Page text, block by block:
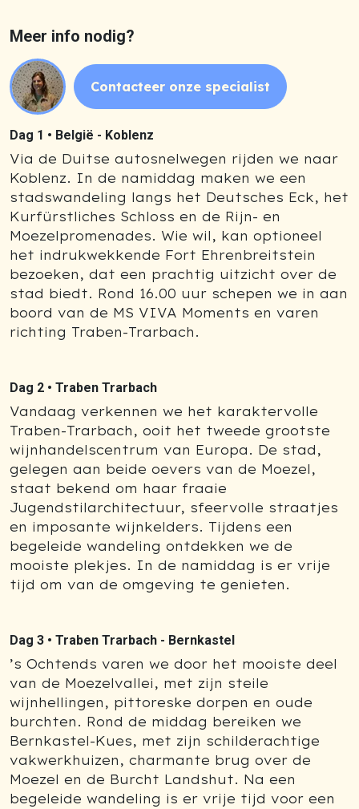
Meer info nodig?
Contacteer onze specialist
Dag 1 • België - Koblenz
Via de Duitse autosnelwegen rijden we naar
Koblenz. In de namiddag maken we een
stadswandeling langs het Deutsches Eck, het
Kurfürstliches Schloss en de Rijn- en
Moezelpromenades. Wie wil, kan optioneel
het indrukwekkende Fort Ehrenbreitstein
bezoeken, dat een prachtig uitzicht over de
stad biedt. Rond 16.00 uur schepen we in aan
boord van de MS VIVA Moments en varen
richting Traben-Trarbach.
Dag 2 • Traben Trarbach
Vandaag verkennen we het karaktervolle
Traben-Trarbach, ooit het tweede grootste
wijnhandelscentrum van Europa. De stad,
gelegen aan beide oevers van de Moezel,
staat bekend om haar fraaie
Jugendstilarchitectuur, sfeervolle straatjes
en imposante wijnkelders. Tijdens een
begeleide wandeling ontdekken we de
mooiste plekjes. In de namiddag is er vrije
tijd om van de omgeving te genieten.
Dag 3 • Traben Trarbach - Bernkastel
’s Ochtends varen we door het mooiste deel
van de Moezelvallei, met zijn steile
wijnhellingen, pittoreske dorpen en oude
burchten. Rond de middag bereiken we
Bernkastel-Kues, met zijn schilderachtige
vakwerkhuizen, charmante brug over de
Moezel en de Burcht Landshut. Na een
begeleide wandeling is er vrije tijd voor een